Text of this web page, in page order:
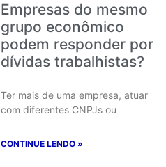
Empresas do mesmo
grupo econômico
podem responder por
dívidas trabalhistas?
Ter mais de uma empresa, atuar
com diferentes CNPJs ou
CONTINUE LENDO »